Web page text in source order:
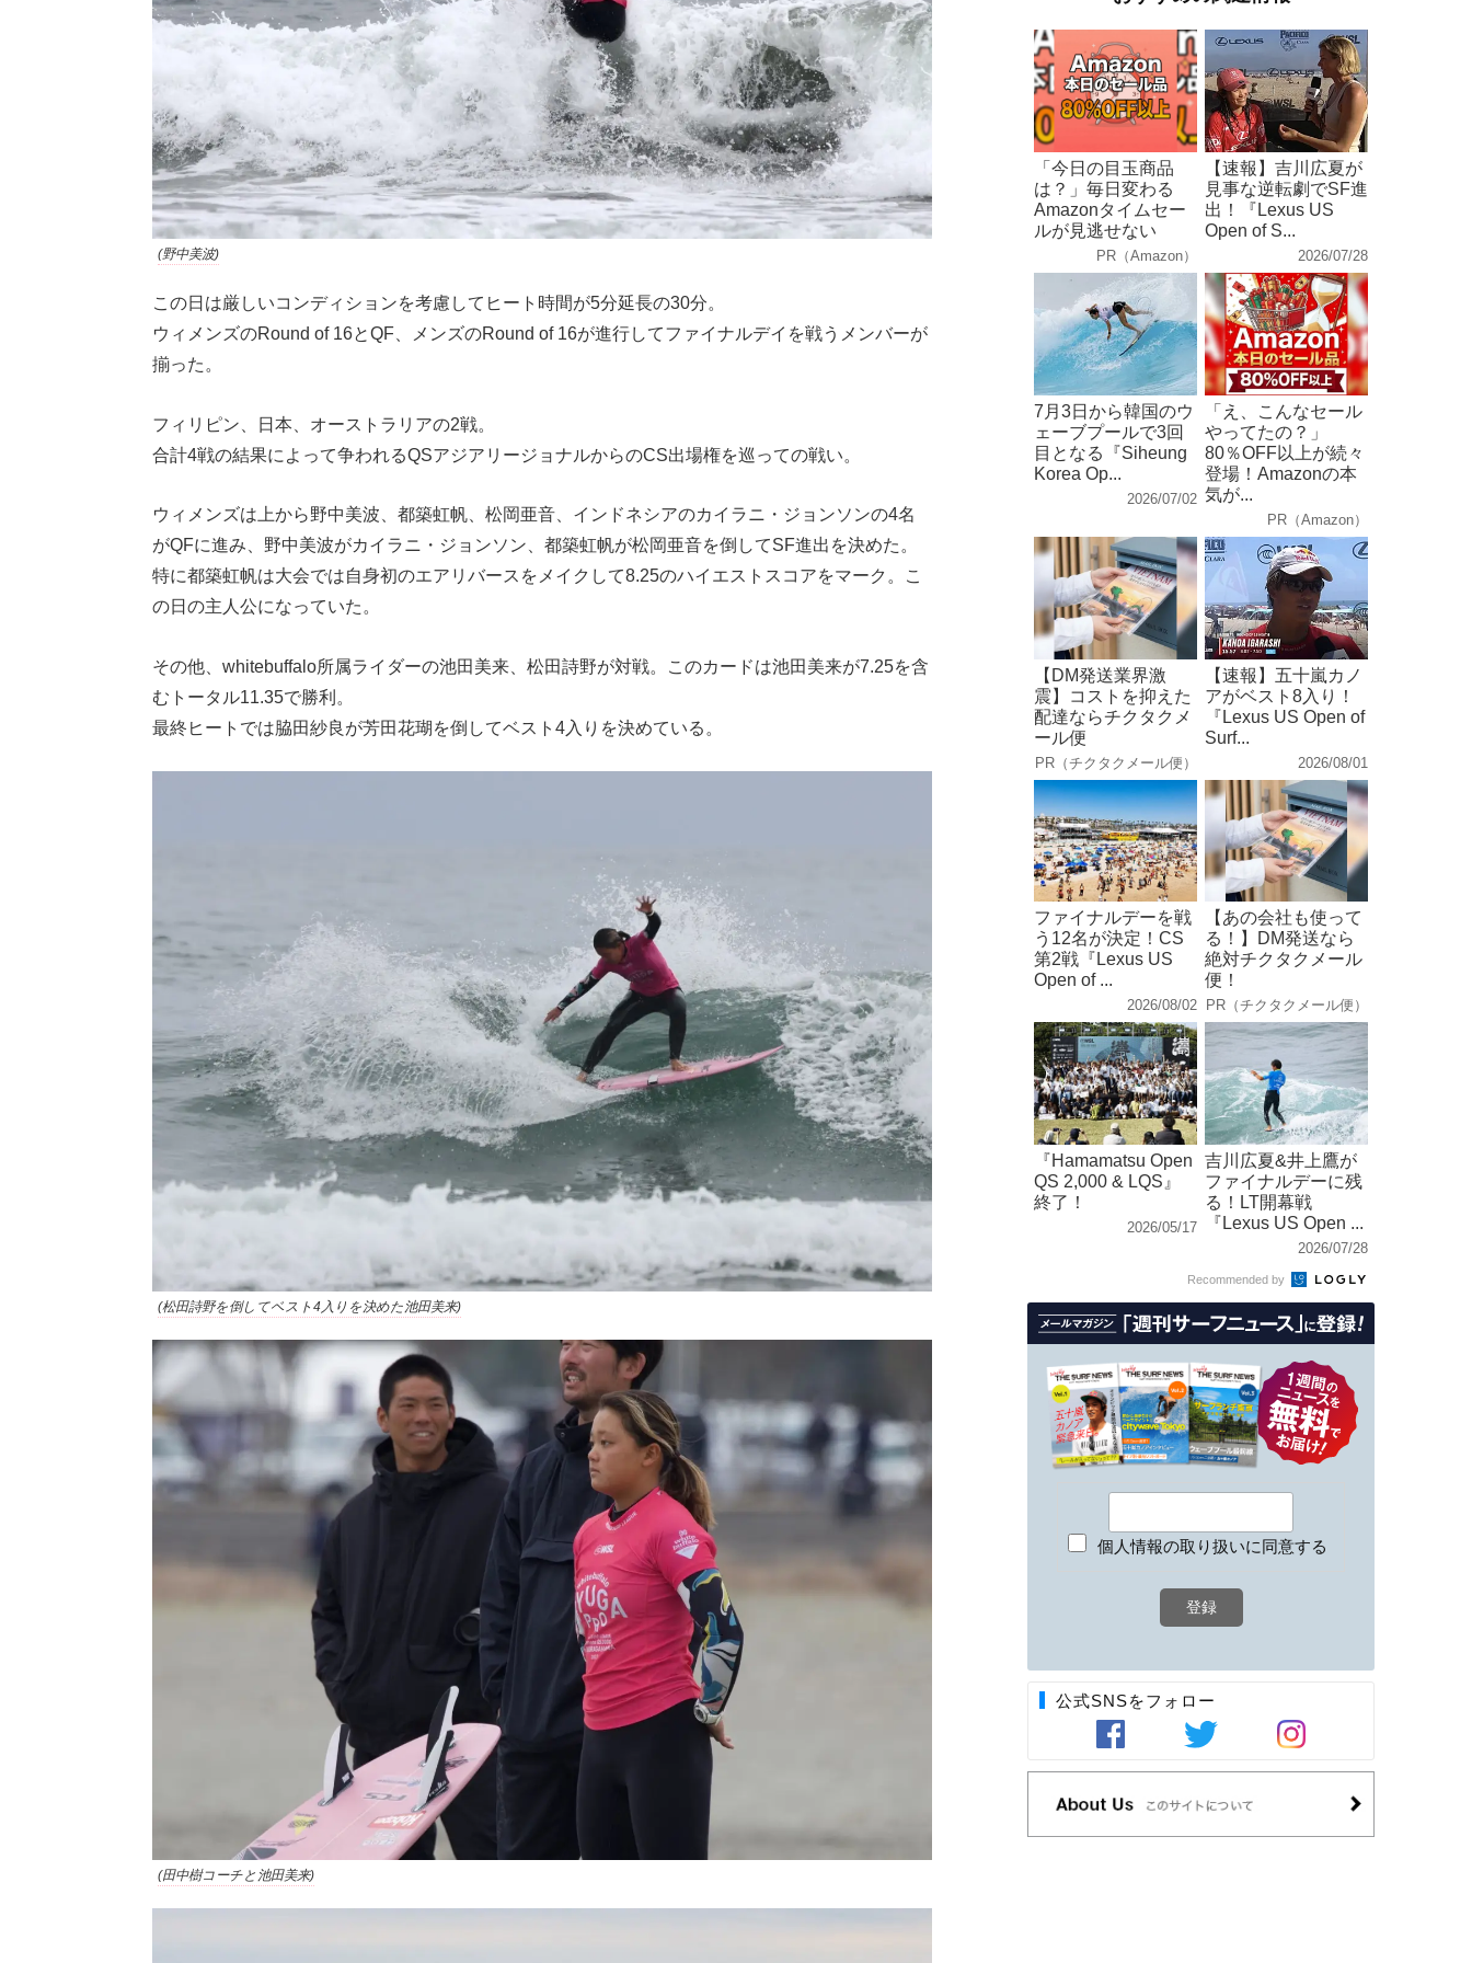
(野中美波)
この日は厳しいコンディションを考慮してヒート時間が5分延長の30分。
ウィメンズのRound of 16とQF、メンズのRound of 16が進行してファイナルデイを戦うメンバーが
揃った。
フィリピン、日本、オーストラリアの2戦。
合計4戦の結果によって争われるQSアジアリージョナルからのCS出場権を巡っての戦い。
ウィメンズは上から野中美波、都築虹帆、松岡亜音、インドネシアのカイラニ・ジョンソンの4名
がQFに進み、野中美波がカイラニ・ジョンソン、都築虹帆が松岡亜音を倒してSF進出を決めた。
特に都築虹帆は大会では自身初のエアリバースをメイクして8.25のハイエストスコアをマーク。こ
の日の主人公になっていた。
その他、whitebuffalo所属ライダーの池田美来、松田詩野が対戦。このカードは池田美来が7.25を含
むトータル11.35で勝利。
最終ヒートでは脇田紗良が芳田花瑚を倒してベスト4入りを決めている。
(松田詩野を倒してベスト4入りを決めた池田美来)
(田中樹コーチと池田美来)
「今日の目玉商品
は？」毎日変わる
Amazonタイムセー
ルが見逃せない
PR（Amazon）
【速報】吉川広夏が
見事な逆転劇でSF進
出！『Lexus US
Open of S...
2026/07/28
7月3日から韓国のウ
ェーブプールで3回
目となる『Siheung
Korea Op...
2026/07/02
「え、こんなセール
やってたの？」
80％OFF以上が続々
登場！Amazonの本
気が...
PR（Amazon）
【DM発送業界激
震】コストを抑えた
配達ならチクタクメ
ール便
PR（チクタクメール便）
【速報】五十嵐カノ
アがベスト8入り！
『Lexus US Open of
Surf...
2026/08/01
ファイナルデーを戦
う12名が決定！CS
第2戦『Lexus US
Open of ...
2026/08/02
【あの会社も使って
る！】DM発送なら
絶対チクタクメール
便！
PR（チクタクメール便）
『Hamamatsu Open
QS 2,000 & LQS』
終了！
2026/05/17
吉川広夏&井上鷹が
ファイナルデーに残
る！LT開幕戦
『Lexus US Open ...
2026/07/28
Recommended by
個人情報の取り扱いに同意する
公式SNSをフォロー